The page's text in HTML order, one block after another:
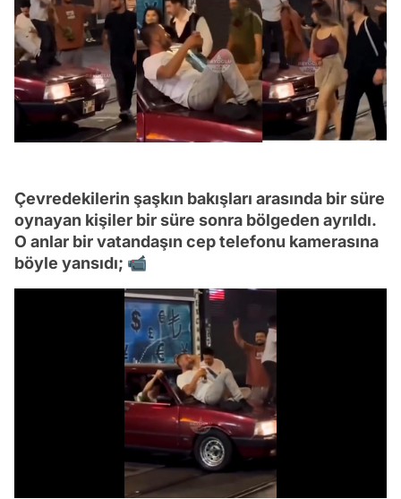
Çevredekilerin şaşkın bakışları arasında bir süre
oynayan kişiler bir süre sonra bölgeden ayrıldı.
O anlar bir vatandaşın cep telefonu kamerasına
böyle yansıdı; 📹